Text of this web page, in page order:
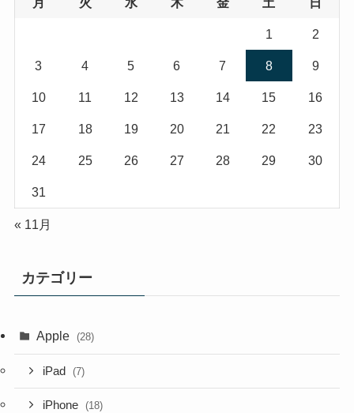
1 2
3 4 5 6 7 8 9
10 11 12 13 14 15 16
17 18 19 20 21 22 23
24 25 26 27 28 29 30
31
« 11月
カテゴリー
Apple (28)
iPad (7)
iPhone (18)